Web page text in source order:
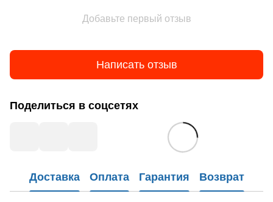
Добавьте первый отзыв
Написать отзыв
Поделиться в соцсетях
Доставка Оплата Гарантия Возврат